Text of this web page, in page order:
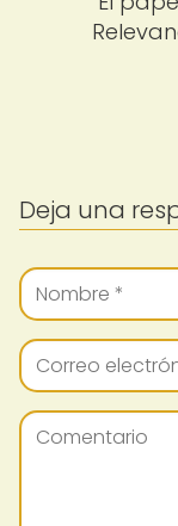
Deja una